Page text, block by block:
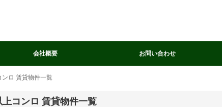
会社概要 お問い合わせ
ロ 賃貸物件一覧
コンロ 賃貸物件一覧